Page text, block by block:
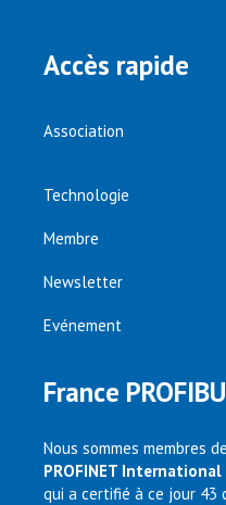
Accès rapide
Association
Technologie
Membre
Newsletter
Evénement
France
Nous sommes membres
PROFINET International
qui a certifié à ce jour 43